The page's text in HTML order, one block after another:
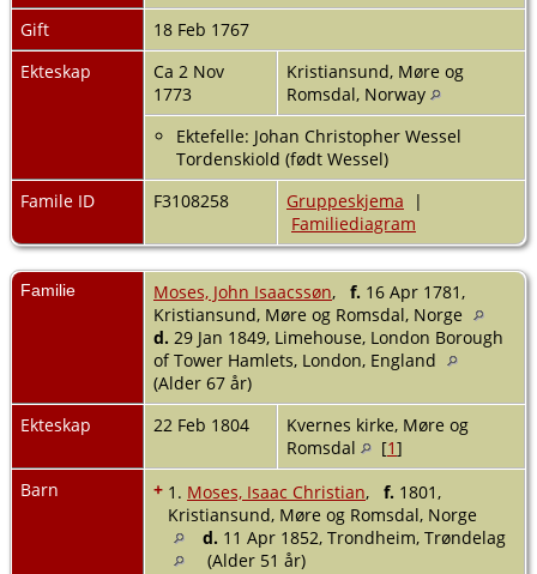
Gift
18 Feb 1767
Ekteskap
Ca 2 Nov
1773
Kristiansund, Møre og
Romsdal, Norway
Ektefelle: Johan Christopher Wessel
Tordenskiold (født Wessel)
Famile ID
F3108258 Gruppeskjema |
Familiediagram
Familie Moses, John Isaacssøn, f. 16 Apr 1781,
Kristiansund, Møre og Romsdal, Norge
d. 29 Jan 1849, Limehouse, London Borough
of Tower Hamlets, London, England
(Alder 67 år)
Ekteskap
22 Feb 1804
Kvernes kirke, Møre og
Romsdal
[1]
Barn
+ 1. Moses, Isaac Christian, f. 1801,
Kristiansund, Møre og Romsdal, Norge
d. 11 Apr 1852, Trondheim, Trøndelag
(Alder 51 år)